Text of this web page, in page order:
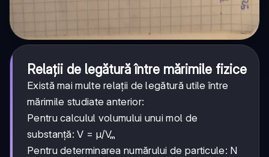
Relații de legătură între mărimile fizice
Există mai multe relații de legătură utile între
mărimile studiate anterior:
Pentru calculul volumului unui mol de
substanță: V = μ/Vₘ
Pentru determinarea numărului de particule: N